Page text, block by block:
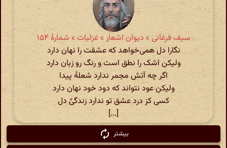
سیف فرغانی » دیوان اشعار » غزلیات » شمارهٔ ۱۵۴
نگارا دل همی‌خواهد که عشقت را نهان دارد
ولیکن اشک را نطق است و رنگ رو زبان دارد
اگر چه آتش مجمر ندارد شعلهٔ پیدا
ولیکن عود نتواند که دود خود نهان دارد
کسی کز درد عشق تو ندارد زندگیِّ دل
[...]
بیشتر